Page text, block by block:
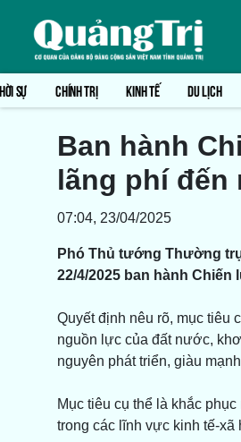
SỰ CHÍNH TRỊ KINH TẾ DU LỊCH
Ban hành
lãng phí đến
07:04, 23/04/2025
Phó Thủ tướng Thường
22/4/2025 ban hành
Quyết định nêu rõ, mục tiêu
nguồn lực của đất nước,
nguyên phát triển, giàu
Mục tiêu cụ thể là khắc
trong các lĩnh vực kinh tế-